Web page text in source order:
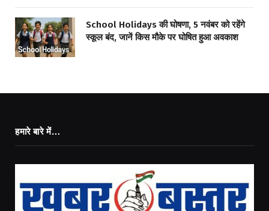
School Holidays की घोषणा, 5 नवंबर को रहेंगे
स्कूल बंद, जानें किस मौके पर घोषित हुआ अवकाश
हमारे बारे में…